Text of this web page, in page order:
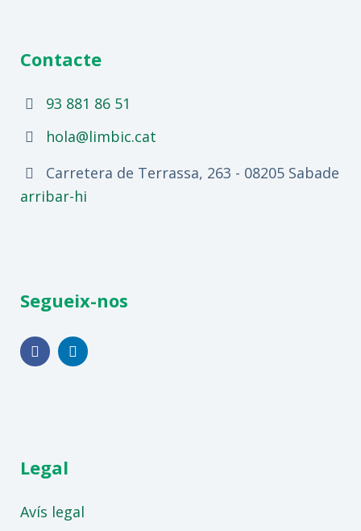
Contacte
93 881 86 51
hola@limbic.cat
Carretera de Terrassa, 263 - 08205 Sabadell,
arribar-hi
Segueix-nos
Legal
Avís legal